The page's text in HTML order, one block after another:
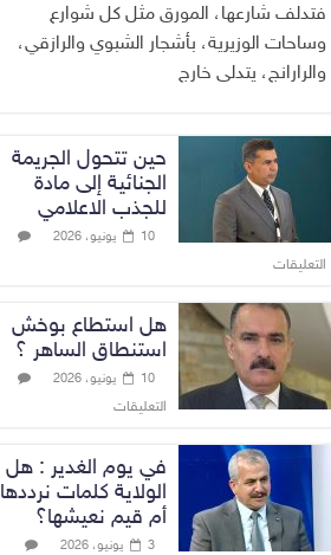
فتدلف شارعها، المورق مثل كل شوارع
وساحات الوزيرية، بأشجار الشبوي والرازقي،
والرارانج، يتدلى خارج
حين تتحول الجريمة
الجنائية إلى مادة
للجذب الاعلامي
10 يونيو، 2026
التعليقات
هل استطاع بوخش
استنطاق الساهر ؟
10 يونيو، 2026
التعليقات
في يوم الغدير : هل
الولاية كلمات نرددها
أم قيم نعيشها؟
3 يونيو، 2026